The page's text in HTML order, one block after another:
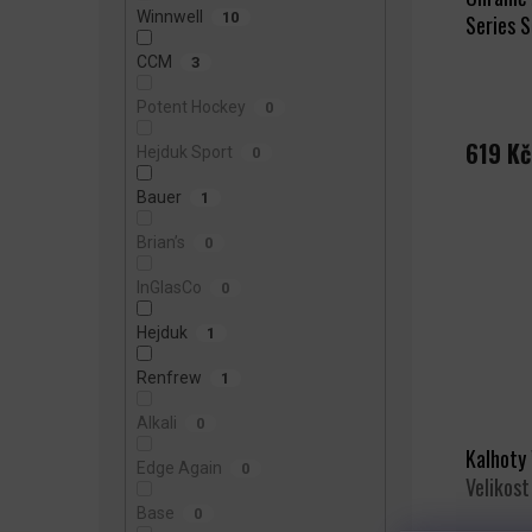
Winnwell 10
CCM 3
Potent Hockey 0
Hejduk Sport 0
Bauer 1
Brian’s 0
InGlasCo 0
Hejduk 1
Renfrew 1
Alkali 0
Edge Again 0
Base 0
Series
619 Kč
Kalhoty